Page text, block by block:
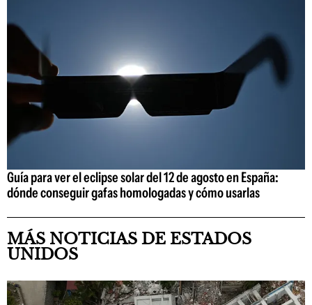
Guía para ver el eclipse solar del 12 de agosto en España:
dónde conseguir gafas homologadas y cómo usarlas
MÁS NOTICIAS DE ESTADOS
UNIDOS